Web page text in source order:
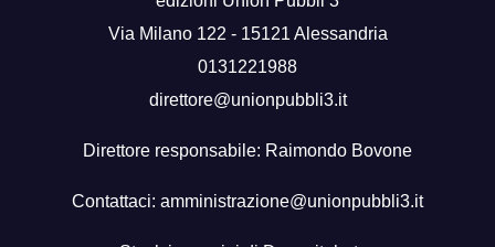
Via Milano 122 - 15121 Alessandria
0131221988
direttore@unionpubbli3.it
Direttore responsabile: Raimondo Bovone
Contattaci: amministrazione@unionpubbli3.it